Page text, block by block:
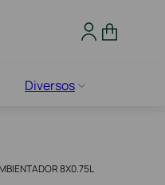
Diversos
8X0.75L